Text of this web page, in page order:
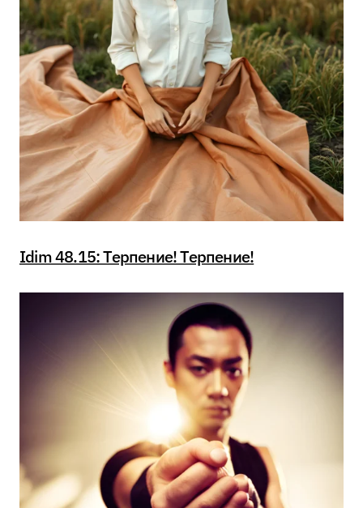
Idim 48.15: Терпение! Терпение!